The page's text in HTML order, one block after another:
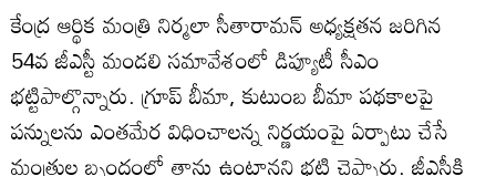
కేంద్ర ఆర్థిక మంత్రి నిర్మలా సీతారామన్‌ అధ్యక్షతన జరిగిన
54వ జీఎస్టీ మండలి సమావేశంలో డిప్యూటీ సీఎం
భట్టిపాల్గొన్నారు. గ్రూప్‌ బీమా, కుటుంబ బీమా పథకాలపై
పన్నులను ఎంతమేర విధించాలన్న నిర్ణయంపై ఏర్పాటు చేసే
మంత్రుల బృందంలో తాను ఉంటానని భట్టి చెప్పారు. జీఎస్టీకి